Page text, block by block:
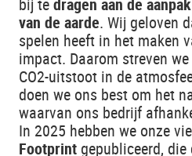
van de aarde. Wij geloven
spelen heeft in het maken
impact. Daarom streven
CO2-uitstoot in de
doen we ons best om het
waarvan ons bedrijf
In 2025 hebben we onze
Footprint gepubliceerd,